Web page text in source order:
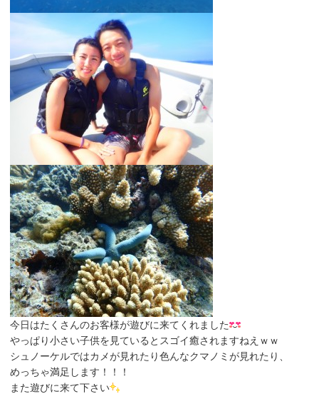
今日はたくさんのお客様が遊びに来てくれました
やっぱり小さい子供を見ているとスゴイ癒されますねえｗｗ
シュノーケルではカメが見れたり色んなクマノミが見れたり、
めっちゃ満足します！！！
また遊びに来て下さい